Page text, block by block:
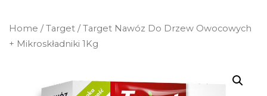
Home /Target / Target Nawóz Do Drzew Owocowych
+ Mikroskładniki 1Kg